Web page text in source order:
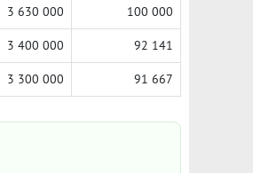
3 630 000 100 000
3 400 000 92 141
3 300 000 91 667